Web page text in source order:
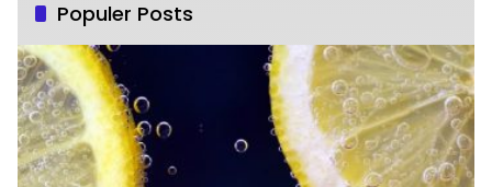
Populer Posts